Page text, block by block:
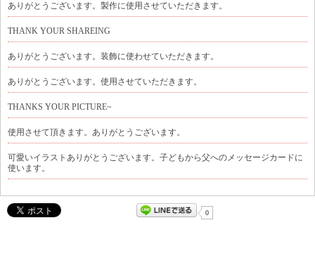
ありがとうございます。製作に使用させていただきます。
THANK YOUR SHAREING
ありがとうございます。装飾に使わせていただきます。
ありがとうございます。使用させていただきます。
THANKS YOUR PICTURE~
使用させて頂きます。ありがとうございます。
可愛いイラストありがとうございます。子どもから父へのメッセージカードに
使います。
0